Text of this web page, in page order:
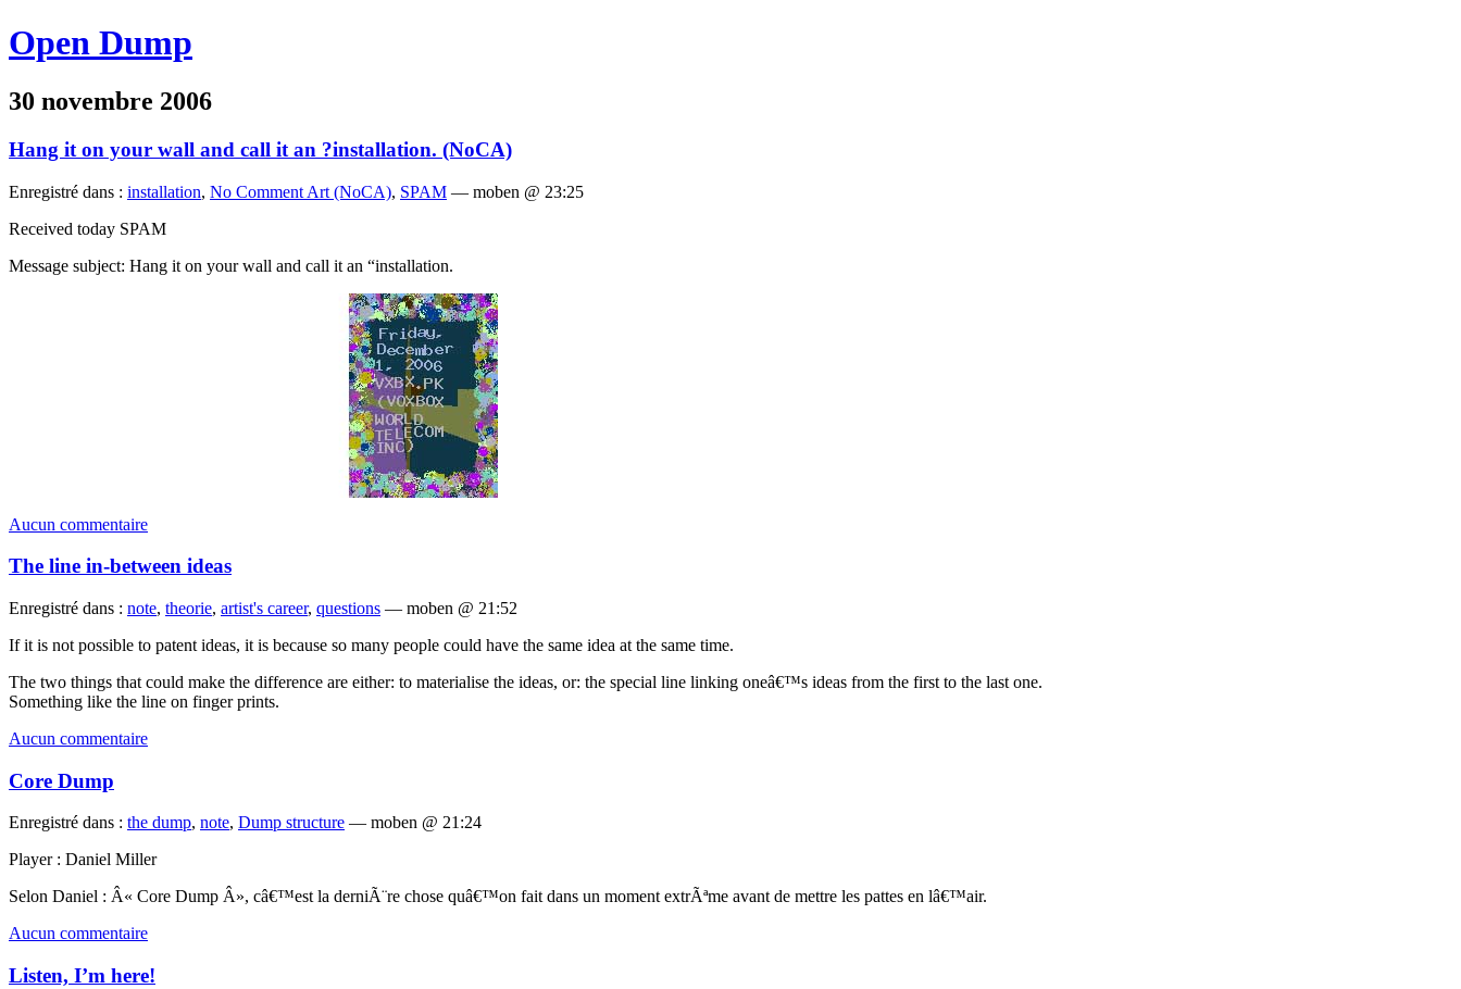
Open Dump
30 novembre 2006
Hang it on your wall and call it an ?installation. (NoCA)
Enregistré dans : installation, No Comment Art (NoCA), SPAM — moben @ 23:25
Received today SPAM
Message subject: Hang it on your wall and call it an “installation.
Aucun commentaire
The line in-between ideas
Enregistré dans : note, theorie, artist's career, questions — moben @ 21:52
If it is not possible to patent ideas, it is because so many people could have the same idea at the same time.
The two things that could make the difference are either: to materialise the ideas, or: the special line linking oneâ€™s ideas from the first to the last one.
Something like the line on finger prints.
Aucun commentaire
Core Dump
Enregistré dans : the dump, note, Dump structure — moben @ 21:24
Player : Daniel Miller
Selon Daniel : Â« Core Dump Â», câ€™est la derniÃ¨re chose quâ€™on fait dans un moment extrÃªme avant de mettre les pattes en lâ€™air.
Aucun commentaire
Listen, I’m here!